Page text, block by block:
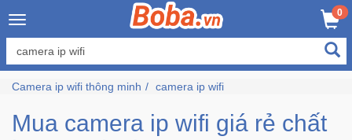
×
Đăng
nhập
Đăng
ký
0
Camera ip wifi thông minh camera ip wifi
Mua camera ip wifi giá rẻ chất